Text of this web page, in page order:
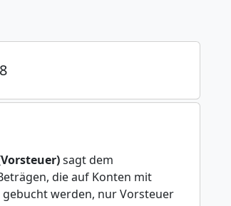
sagt dem
die auf Konten mit
werden, nur Vorsteuer